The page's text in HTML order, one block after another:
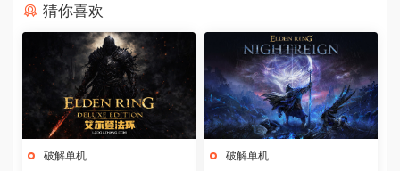
猜你喜欢
破解单机 破解单机